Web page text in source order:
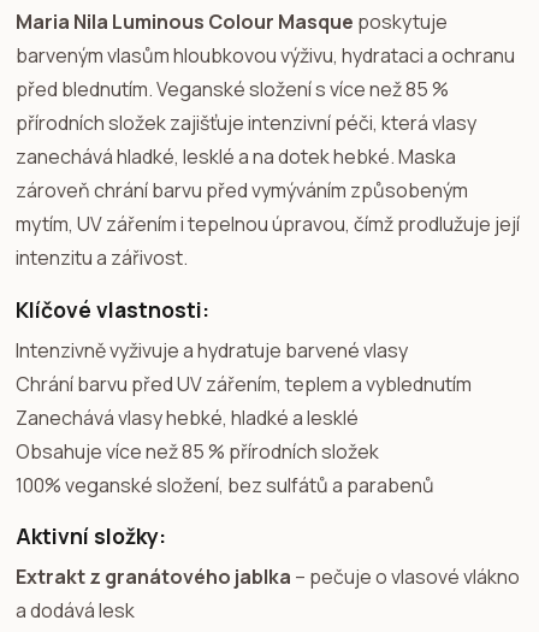
Maria Nila Luminous Colour Masque poskytuje
barveným vlasům hloubkovou výživu, hydrataci a ochranu
před blednutím. Veganské složení s více než 85 %
přírodních složek zajišťuje intenzivní péči, která vlasy
zanechává hladké, lesklé a na dotek hebké. Maska
zároveň chrání barvu před vymýváním způsobeným
mytím, UV zářením i tepelnou úpravou, čímž prodlužuje její
intenzitu a zářivost.
Klíčové vlastnosti:
Intenzivně vyživuje a hydratuje barvené vlasy
Chrání barvu před UV zářením, teplem a vyblednutím
Zanechává vlasy hebké, hladké a lesklé
Obsahuje více než 85 % přírodních složek
100% veganské složení, bez sulfátů a parabenů
Aktivní složky:
Extrakt z granátového jablka – pečuje o vlasové vlákno
a dodává lesk